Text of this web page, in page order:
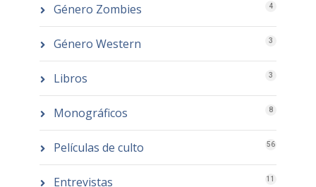
Género Zombies 4
Género Western 3
Libros 3
Monográficos 8
Películas de culto 56
Entrevistas 11